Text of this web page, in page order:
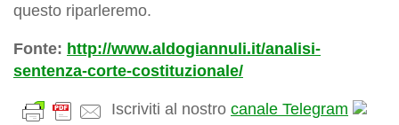
questo riparleremo.
Fonte: http://www.aldogiannuli.it/analisi-
sentenza-corte-costituzionale/
Iscriviti al nostro canale Telegram